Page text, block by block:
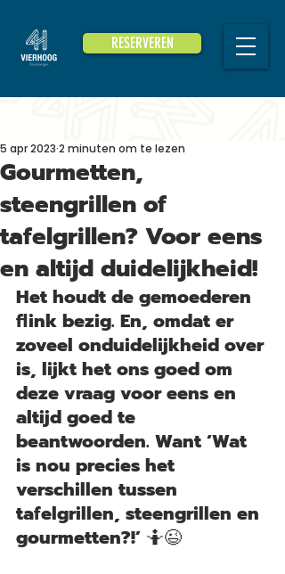
RESERVEREN
Gourmetten,
steengrillen of
tafelgrillen? Voor eens
en altijd duidelijkheid!
5 apr 2023 2 minuten om te lezen
Het houdt de gemoederen
flink bezig. En, omdat er
zoveel onduidelijkheid over
is, lijkt het ons goed om
deze vraag voor eens en
altijd goed te
beantwoorden. Want ‘Wat
is nou precies het
verschillen tussen
tafelgrillen, steengrillen en
gourmetten?!’ 🤷😉